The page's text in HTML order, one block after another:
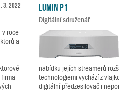
3. 2022
v roce
a
LUMIN P1
Digitální sdruženář.
nabídku jejích streamerů
technologiemi vychází z
digitální předzesilovač i